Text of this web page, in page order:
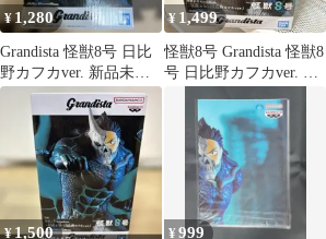
¥ 1,280
Grandista 怪獣8号 日比
野カフカver. 新品未開
封品
¥ 1,499
怪獣8号 Grandista 怪獣8
号 日比野カフカver. フ
¥1,500 ¥999